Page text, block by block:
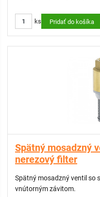
ks Pridať do košíka
Spätný mosadzný
nerezový filter
Spätný mosadzný ventil so
vnútorným závitom.